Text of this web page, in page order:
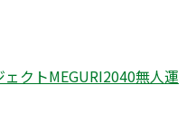
クトMEGURI2040無人運